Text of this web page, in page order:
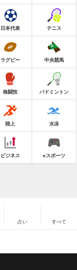
日本代表 テニス
ラグビー 中央競馬
格闘技 バドミントン
陸上 水泳
ビジネス eスポーツ
占い すべて